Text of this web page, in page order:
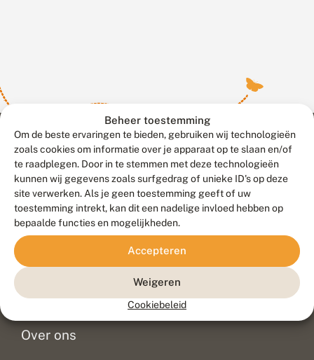
Beheer toestemming
Om de beste ervaringen te bieden, gebruiken wij technologieën
zoals cookies om informatie over je apparaat op te slaan en/of
te raadplegen. Door in te stemmen met deze technologieën
kunnen wij gegevens zoals surfgedrag of unieke ID's op deze
site verwerken. Als je geen toestemming geeft of uw
toestemming intrekt, kan dit een nadelige invloed hebben op
bepaalde functies en mogelijkheden.
Accepteren
Weigeren
Cookiebeleid
Contact
Veelgestelde vragen
Doneer
Over ons
Meld waarnemingen© 2026 Vlinderstichting
Duurzaam ontwikkeld door
Go2People
, ontworpen door
Blue Field Agency
Privacy
Disclaimer
Sitemap